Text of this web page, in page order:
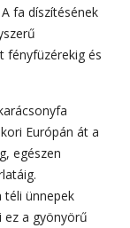
fa díszítésének
fényfüzérekig és
Európán át a
egészen
téli ünnepek
ez a gyönyörű